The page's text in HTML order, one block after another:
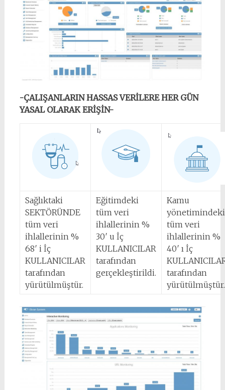
-ÇALIŞANLARIN HASSAS VERİLERE HER GÜN
YASAL OLARAK ERİŞİN-
Sağlıktaki
SEKTÖRÜNDE
tüm veri
ihlallerinin %
68′ i İç
KULLANICILAR
tarafından
yürütülmüştür.
Eğitimdeki
tüm veri
ihlallerinin %
30′ u İç
KULLANICILAR
tarafından
gerçekleştirildi.
Kamu
yönetimindeki
tüm veri
ihlallerinin %
40′ ı İç
tarafından
yürütülmüştür.